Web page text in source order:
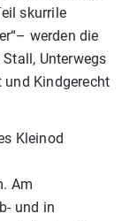
skurrile
werden die
Unterwegs
Kindgerecht
Kleinod
Am
und in